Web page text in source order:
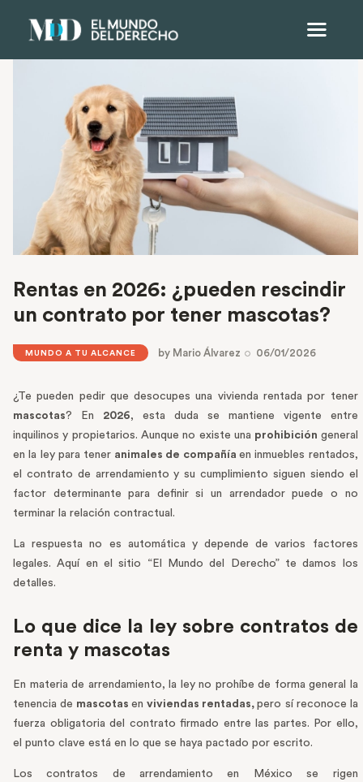
Rentas en 2026: ¿pueden rescindir
un contrato por tener mascotas?
MUNDO A TU ALCANCE by Mario Álvarez 06/01/2026
¿Te pueden pedir que desocupes una vivienda rentada por tener
mascotas? En 2026, esta duda se mantiene vigente entre
inquilinos y propietarios. Aunque no existe una prohibición general
en la ley para tener animales de compañía en inmuebles rentados,
el contrato de arrendamiento y su cumplimiento siguen siendo el
factor determinante para definir si un arrendador puede o no
terminar la relación contractual.
La respuesta no es automática y depende de varios factores
legales. Aquí en el sitio “El Mundo del Derecho” te damos los
detalles.
Lo que dice la ley sobre contratos de
renta y mascotas
En materia de arrendamiento, la ley no prohíbe de forma general la
tenencia de mascotasenviviendas rentadas,pero sí reconoce la
fuerza obligatoria del contrato firmado entre las partes. Por ello,
el punto clave está en lo que se haya pactado por escrito.
Los contratos de arrendamiento en México se rigen